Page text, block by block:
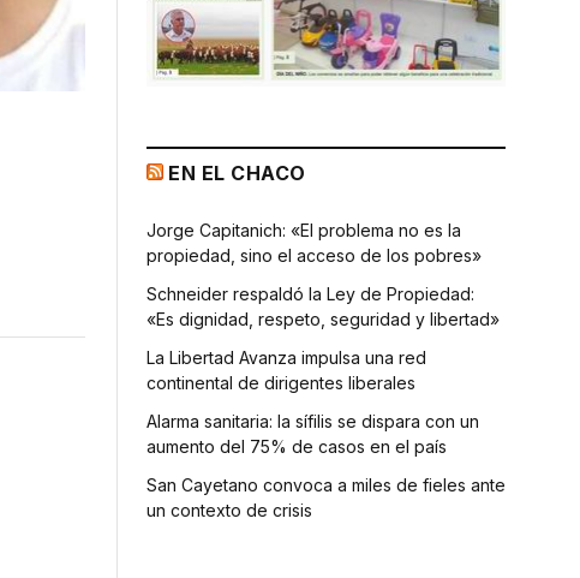
EN EL CHACO
Jorge Capitanich: «El problema no es la
propiedad, sino el acceso de los pobres»
Schneider respaldó la Ley de Propiedad:
«Es dignidad, respeto, seguridad y libertad»
La Libertad Avanza impulsa una red
continental de dirigentes liberales
Alarma sanitaria: la sífilis se dispara con un
aumento del 75% de casos en el país
San Cayetano convoca a miles de fieles ante
un contexto de crisis